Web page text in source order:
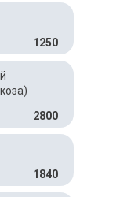
1250
2800
1840